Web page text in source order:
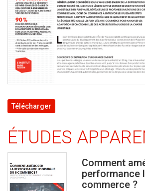
Télécharger
ÉTUDES
Comment
performance
commerce ?